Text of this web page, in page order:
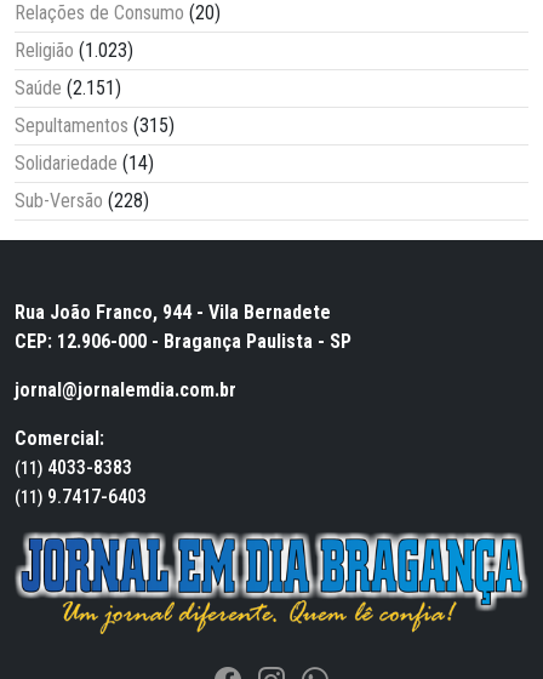
Relações de Consumo (20)
Religião (1.023)
Saúde (2.151)
Sepultamentos (315)
Solidariedade (14)
Sub-Versão (228)
Rua João Franco, 944 - Vila Bernadete
CEP: 12.906-000 - Bragança Paulista - SP
jornal@jornalemdia.com.br
Comercial:
(11) 4033-8383
(11) 9.7417-6403